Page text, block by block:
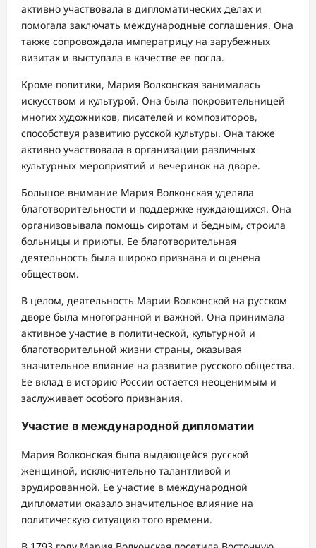
активно участвовала в дипломатических делах и
помогала заключать международные соглашения. Она
также сопровождала императрицу на зарубежных
визитах и выступала в качестве ее посла.
Кроме политики, Мария Волконская занималась
искусством и культурой. Она была покровительницей
многих художников, писателей и композиторов,
способствуя развитию русской культуры. Она также
активно участвовала в организации различных
культурных мероприятий и вечеринок на дворе.
Большое внимание Мария Волконская уделяла
благотворительности и поддержке нуждающихся. Она
организовывала помощь сиротам и бедным, строила
больницы и приюты. Ее благотворительная
деятельность была широко признана и оценена
обществом.
В целом, деятельность Марии Волконской на русском
дворе была многогранной и важной. Она принимала
активное участие в политической, культурной и
благотворительной жизни страны, оказывая
значительное влияние на развитие русского общества.
Ее вклад в историю России остается неоценимым и
заслуживает особого признания.
Участие в международной дипломатии
Мария Волконская была выдающейся русской
женщиной, исключительно талантливой и
эрудированной. Ее участие в международной
дипломатии оказало значительное влияние на
политическую ситуацию того времени.